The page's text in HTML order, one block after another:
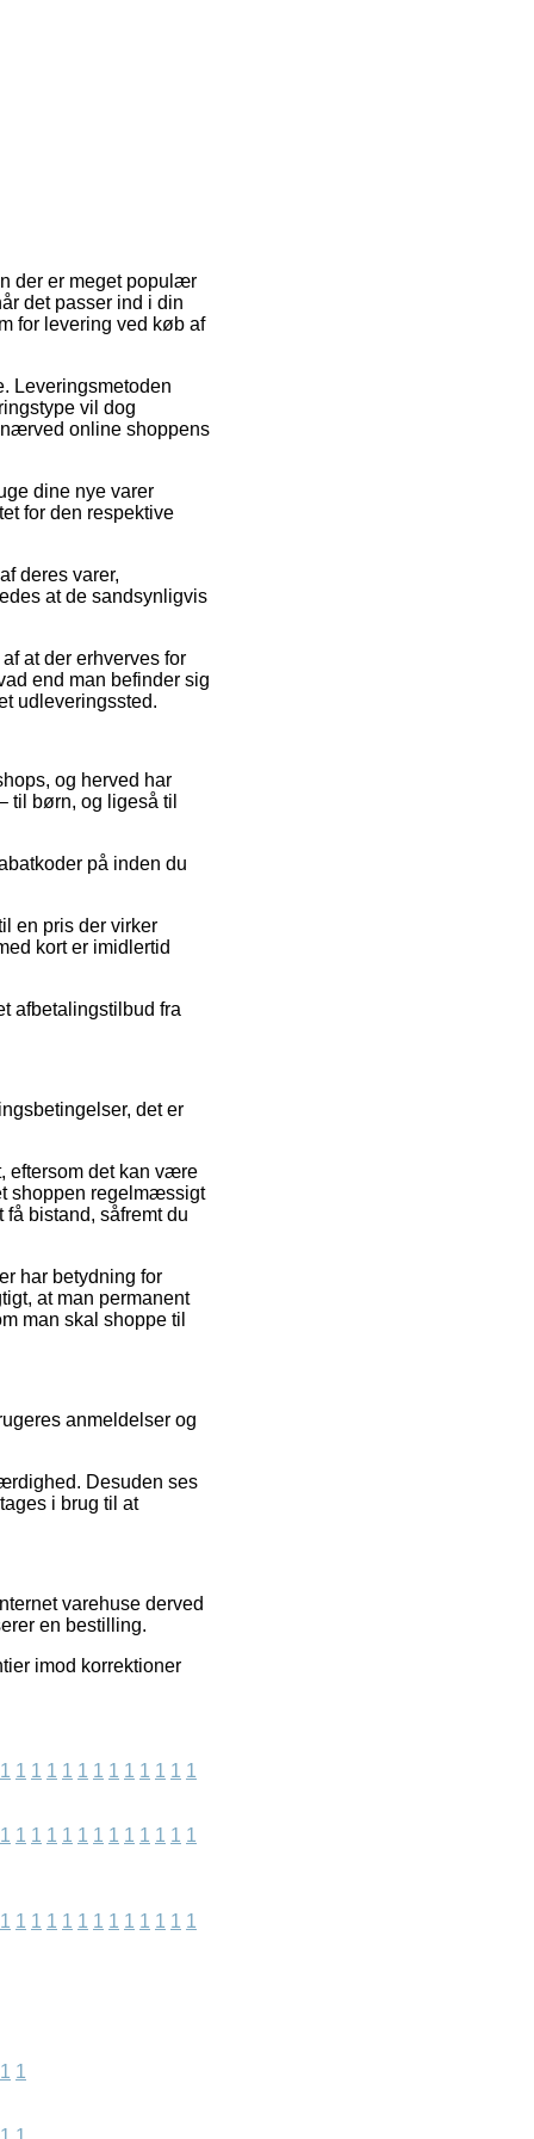
der er meget populær
det passer ind i din
for levering ved køb af
Leveringsmetoden
vil dog
online shoppens
dine nye varer
for den respektive
deres varer,
at de sandsynligvis
at der erhverves for
end man befinder sig
udleveringssted.
og herved har
til børn, og ligeså til
på inden du
en pris der virker
kort er imidlertid
afbetalingstilbud fra
det er
eftersom det kan være
shoppen regelmæssigt
bistand, såfremt du
har betydning for
at man permanent
man skal shoppe til
anmeldelser og
Desuden ses
i brug til at
varehuse derved
en bestilling.
imod korrektioner
1 1 1 1 1 1 1 1 1 1 1 1 1
1 1 1 1 1 1 1 1 1 1 1 1 1
1 1 1 1 1 1 1 1 1 1 1 1 1
1 1